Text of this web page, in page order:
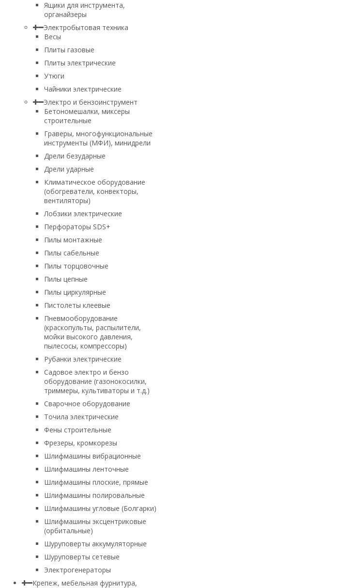
Ящики для инструмента,
органайзеры
Электробытовая техника
Весы
Плиты газовые
Плиты электрические
Утюги
Чайники электрические
Электро и бензоинструмент
Бетономешалки, миксеры
строительные
Граверы, многофункциональные
инструменты (МФИ), минидрели
Дрели безударные
Дрели ударные
Климатическое оборудование
(обогреватели, конвекторы,
вентиляторы)
Лобзики электрические
Перфораторы SDS+
Пилы монтажные
Пилы сабельные
Пилы торцовочные
Пилы цепные
Пилы циркулярные
Пистолеты клеевые
Пневмооборудование
(краскопульты, распылители,
мойки высокого давления,
пылесосы, компрессоры)
Рубанки электрические
Садовое электро и бензо
оборудование (газонокосилки,
триммеры, культиваторы и т.д.)
Сварочное оборудование
Точила электрические
Фены строительные
Фрезеры, кромкорезы
Шлифмашины вибрационные
Шлифмашины ленточные
Шлифмашины плоские, прямые
Шлифмашины полировальные
Шлифмашины угловые (Болгарки)
Шлифмашины эксцентриковые
(орбитальные)
Шуруповерты аккумуляторные
Шуруповерты сетевые
Электрогенераторы
Крепеж, мебельная фурнитура,